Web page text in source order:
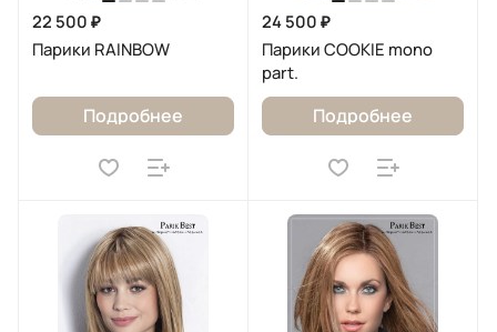
22 500 ₽
Парики RAINBOW
Подробнее
24 500 ₽
Парики COOKIE mono
part.
Подробнее